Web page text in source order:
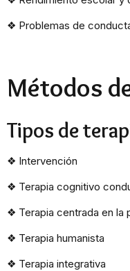
❖ Problemas de
Métodos
Tipos de
❖ Intervención
❖ Terapia cognitivo
❖ Terapia centrada en la
❖ Terapia humanista
❖ Terapia integrativa